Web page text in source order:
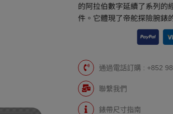
的阿拉伯數字延續了系列的
件。它體現了帝舵探險腕錶
通過電話訂購 : +852
聯繫我們
錶帶尺寸指南